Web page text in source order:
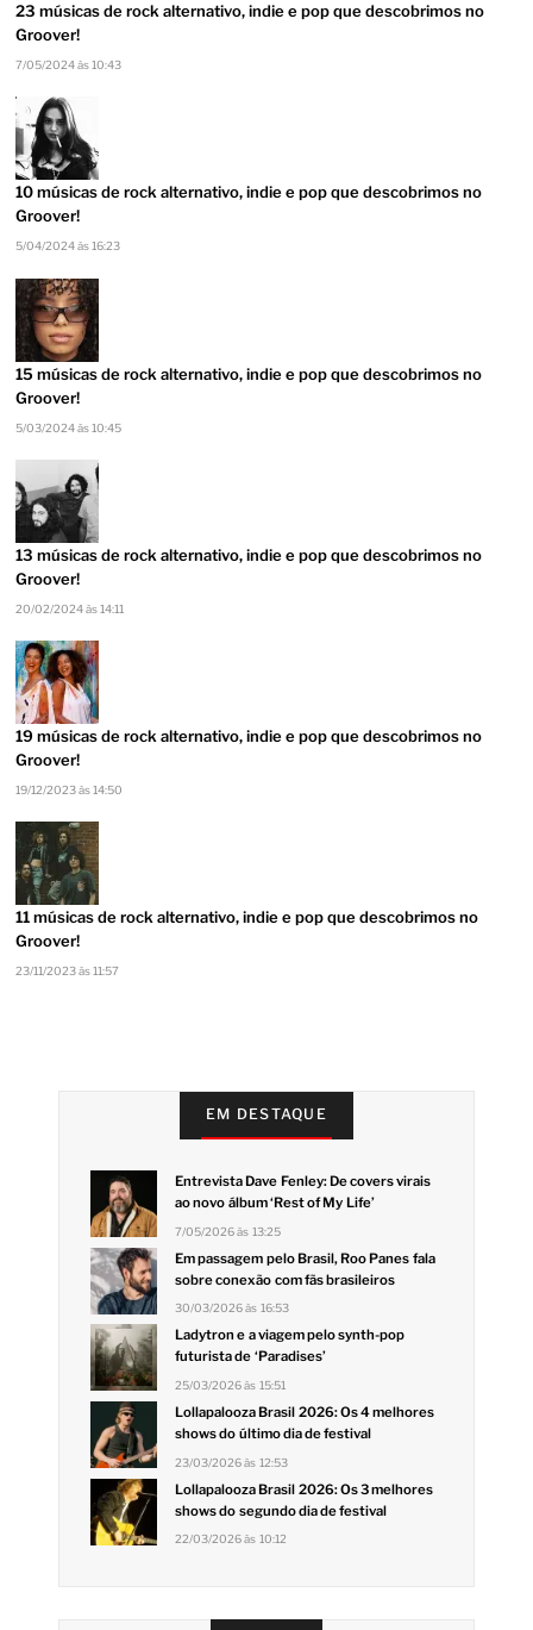
23 músicas de rock alternativo, indie e pop que descobrimos no
Groover!
7/05/2024 às 10:43
10 músicas de rock alternativo, indie e pop que descobrimos no
Groover!
5/04/2024 às 16:23
15 músicas de rock alternativo, indie e pop que descobrimos no
Groover!
5/03/2024 às 10:45
13 músicas de rock alternativo, indie e pop que descobrimos no
Groover!
20/02/2024 às 14:11
19 músicas de rock alternativo, indie e pop que descobrimos no
Groover!
19/12/2023 às 14:50
11 músicas de rock alternativo, indie e pop que descobrimos no
Groover!
23/11/2023 às 11:57
EM DESTAQUE
Entrevista Dave Fenley: De covers virais
ao novo álbum ‘Rest of My Life’
7/05/2026 às 13:25
Em passagem pelo Brasil, Roo Panes fala
sobre conexão com fãs brasileiros
30/03/2026 às 16:53
Ladytron e a viagem pelo synth-pop
futurista de ‘Paradises’
25/03/2026 às 15:51
Lollapalooza Brasil 2026: Os 4 melhores
shows do último dia de festival
23/03/2026 às 12:53
Lollapalooza Brasil 2026: Os 3 melhores
shows do segundo dia de festival
22/03/2026 às 10:12